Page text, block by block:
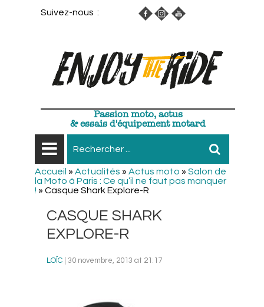
Suivez-nous :
Passion moto, actus
& essais d'équipement motard
Accueil » Actualités » Actus moto » Salon de
la Moto à Paris : Ce qu’il ne faut pas manquer
! » Casque Shark Explore-R
CASQUE SHARK
EXPLORE-R
LOÏC | 30 novembre, 2013 at 21:17